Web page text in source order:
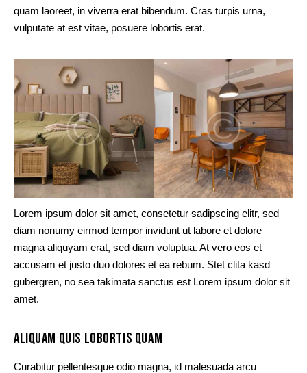
quam laoreet, in viverra erat bibendum. Cras turpis urna,
vulputate at est vitae, posuere lobortis erat.
Lorem ipsum dolor sit amet, consetetur sadipscing elitr, sed
diam nonumy eirmod tempor invidunt ut labore et dolore
magna aliquyam erat, sed diam voluptua. At vero eos et
accusam et justo duo dolores et ea rebum. Stet clita kasd
gubergren, no sea takimata sanctus est Lorem ipsum dolor sit
amet.
ALIQUAM QUIS LOBORTIS QUAM
Curabitur pellentesque odio magna, id malesuada arcu